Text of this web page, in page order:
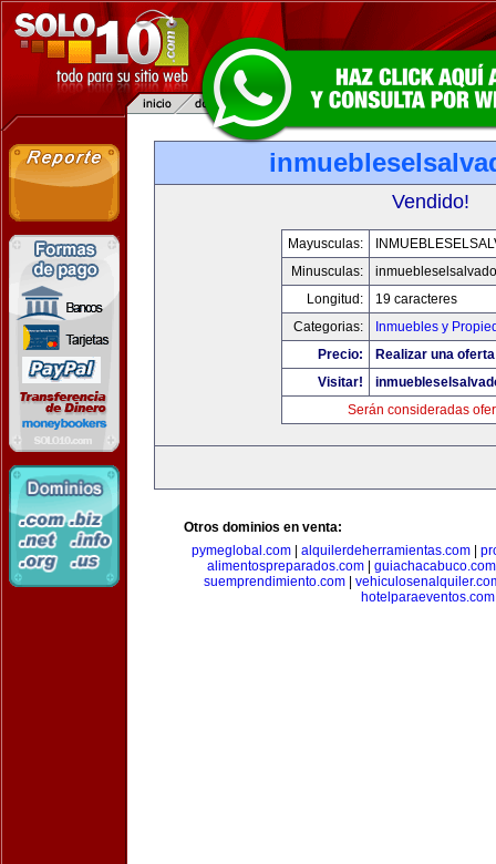
Vendido!
Mayusculas:
Minusculas:
Longitud:
19 caracteres
Categorias:
Inmuebles y
Precio:
Realizar una
Visitar!
Serán consideradas
Otros dominios en venta:
pymeglobal.com| alquilerdeherramientas.com|
alimentospreparados.com| guiachacabuco.com
suemprendimiento.com|
hotelparaeventos.com